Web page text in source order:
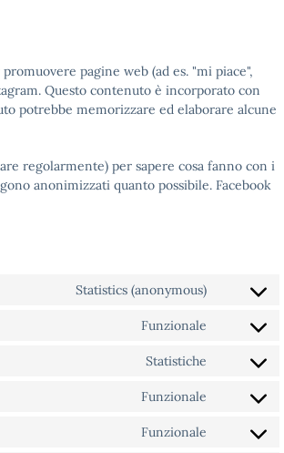
pagine web (ad es. "mi piace",
Questo contenuto è incorporato con
potrebbe memorizzare ed elaborare alcune
regolarmente) per sapere cosa fanno con i
anonimizzati quanto possibile. Facebook
Statistics (anonymous)
Consent
service
Funzionale
Consent
service
cookie-
consent
Statistiche
Consent
service
analytics
Funzionale
Consent
service
Funzionale
Consent